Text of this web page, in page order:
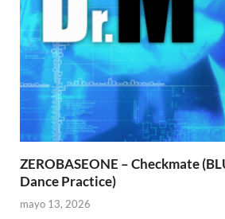
ZEROBASEONE – Checkmate
Dance Practice)
mayo 13, 2026